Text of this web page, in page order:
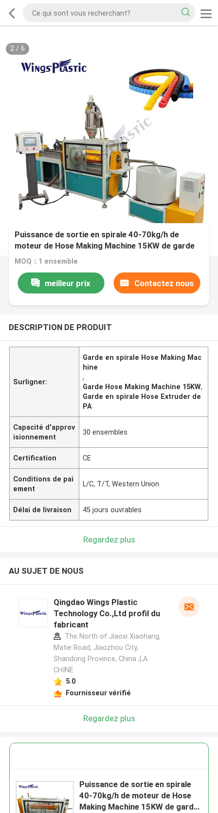
2/ 6
Puissance de sortie en spirale 40-70kg/h de
moteur de Hose Making Machine 15KW de garde
de PA de PE de pp
MOQ：1 ensemble
meilleur prix Contactez nous
DESCRIPTION DE PRODUIT
Surligner:
Garde en spirale Hose Making Mac
hine
,
Garde Hose Making Machine 15KW,
Garde en spirale Hose Extruder de
PA
Capacité d'approv
isionnement
30 ensembles
Certification CE
Conditions de pai
ement
L/C, T/T, Western Union
Délai de livraison 45 jours ouvrables
Regardez plus
AU SUJET DE NOUS
Qingdao Wings Plastic
Technology Co.,Ltd profil du
fabricant
The North of Jiaoxi Xiaohang,
Matie Road, Jiaozhou City,
Shandong Province, China ,LA
CHINE
5.0
Fournisseur vérifié
Regardez plus
Puissance de sortie en spirale
40-70kg/h de moteur de Hose
Making Machine 15KW de garde